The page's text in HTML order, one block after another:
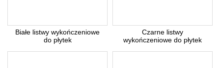
Białe listwy wykończeniowe
do płytek
Czarne listwy
wykończeniowe do płytek